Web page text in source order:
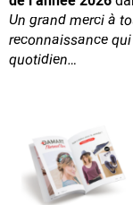
Un grand merci à
reconnaissance
quotidien…